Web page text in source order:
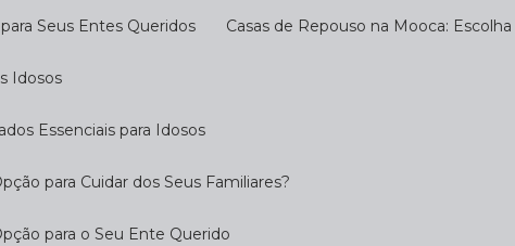
Seus Entes Queridos Casas de Repouso na Mooca:
Idosos
Essenciais para Idosos
para Cuidar dos Seus Familiares?
para o Seu Ente Querido